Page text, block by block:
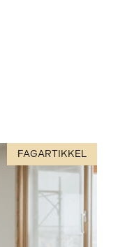
FAGARTIKKEL